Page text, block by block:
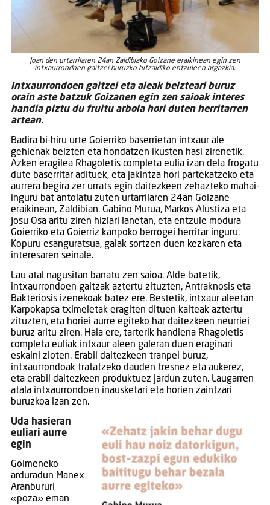
Joan den urtarrilaren 24an Zaldibiako Goizane eraikinean egin zen
intxaurrondoen gaitzei buruzko hitzaldiko entzuleen argazkia.
Intxaurrondoen gaitzei eta aleak belzteari buruz
orain aste batzuk Goizanen egin zen saioak interes
handia piztu du fruitu arbola hori duten herritarren
artean.
Badira bi-hiru urte Goierriko baserrietan intxaur ale
gehienak belzten eta hondatzen ikusten hasi zirenetik.
Azken eragilea Rhagoletis completa eulia izan dela frogatu
dute baserritar adituek, eta jakintza hori partekatzeko eta
aurrera begira zer urrats egin daitezkeen zehazteko mahai-
inguru bat antolatu zuten urtarrilaren 24an Goizane
eraikinean, Zaldibian. Gabino Murua, Markos Alustiza eta
Josu Osa aritu ziren hizlari lanetan, eta entzule modura
Goierriko eta Goierriz kanpoko berrogei herritar inguru.
Kopuru esanguratsua, gaiak sortzen duen kezkaren eta
interesaren seinale.
Lau atal nagusitan banatu zen saioa. Alde batetik,
intxaurrondoen gaitzak aztertu zituzten, Antraknosis eta
Bakteriosis izenekoak batez ere. Bestetik, intxaur aleetan
Karpokapsa tximeletak eragiten dituen kalteak aztertu
zituzten, eta horiei aurre egiteko har daitezkeen neurriei
buruz aritu ziren. Hala ere, tarterik handiena Rhagoletis
completa euliak intxaur aleen galeran duen eraginari
eskaini zioten. Erabil daitezkeen tranpei buruz,
intxaurrondoak tratatzeko dauden tresnez eta aukerez,
eta erabil daitezkeen produktuez jardun zuten. Laugarren
atala intxaurrondoen inausketari eta horien zaintzari
buruzkoa izan zen.
Uda hasieran
euliari aurre
egin
Goimeneko
arduradun Manex
Aranbururi
«poza» eman